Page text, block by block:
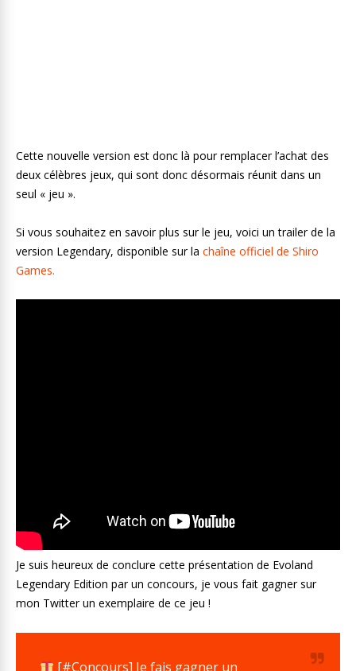
Cette nouvelle version est donc là pour remplacer l’achat des
deux célèbres jeux, qui sont donc désormais réunit dans un
seul « jeu ».
Si vous souhaitez en savoir plus sur le jeu, voici un trailer de la
version Legendary, disponible sur la chaîne officiel de Shiro
Games.
Je suis heureux de conclure cette présentation de Evoland
Legendary Edition par un concours, je vous fait gagner sur
mon Twitter un exemplaire de ce jeu !
[#Concours] Je fais gagner un